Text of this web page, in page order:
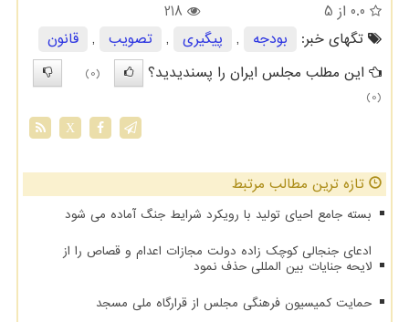
0.0 از 5
218
تگهای خبر:
بودجه , پیگیری , تصویب ,
قانون
این مطلب مجلس ایران را پسندیدید؟
(0)
(0)
X
تازه ترین مطالب مرتبط
بسته جامع احیای تولید با رویکرد شرایط جنگ آماده می شود
ادعای جنجالی کوچک زاده دولت مجازات اعدام و قصاص را از
لایحه جنایات بین المللی حذف نمود
حمایت کمیسیون فرهنگی مجلس از قرارگاه ملی مسجد